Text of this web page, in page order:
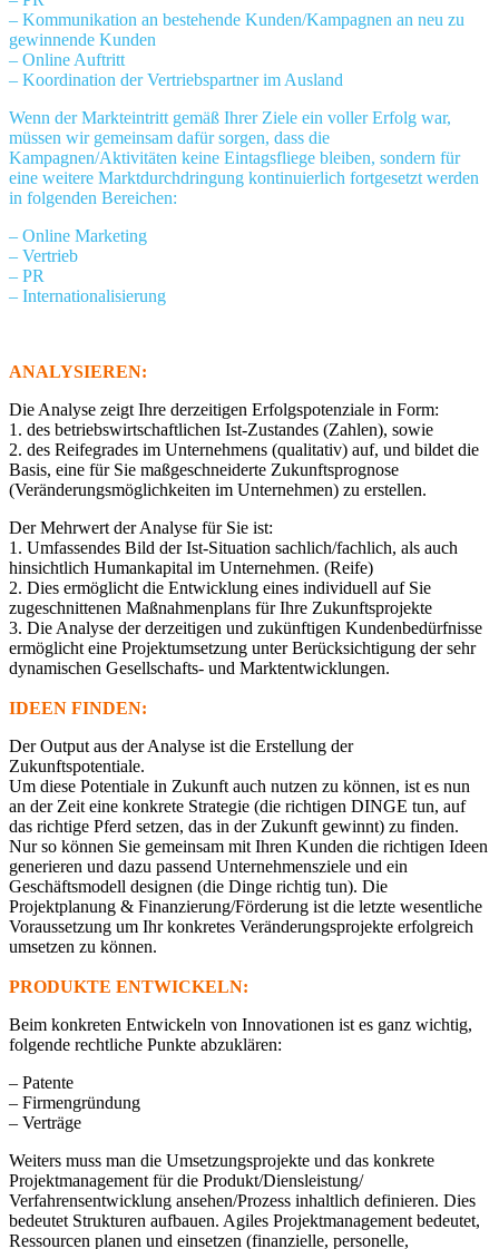
– Kommunikation an bestehende Kunden/Kampagnen an neu zu
gewinnende Kunden
– Online Auftritt
– Koordination der Vertriebspartner im Ausland
Wenn der Markteintritt gemäß Ihrer Ziele ein voller Erfolg war,
müssen wir gemeinsam dafür sorgen, dass die
Kampagnen/Aktivitäten keine Eintagsfliege bleiben, sondern für
eine weitere Marktdurchdringung kontinuierlich fortgesetzt werden
in folgenden Bereichen:
– Online Marketing
– Vertrieb
– PR
– Internationalisierung
ANALYSIEREN:
Die Analyse zeigt Ihre derzeitigen Erfolgspotenziale in Form:
1. des betriebswirtschaftlichen Ist-Zustandes (Zahlen), sowie
2. des Reifegrades im Unternehmens (qualitativ) auf, und bildet die
Basis, eine für Sie maßgeschneiderte Zukunftsprognose
(Veränderungsmöglichkeiten im Unternehmen) zu erstellen.
Der Mehrwert der Analyse für Sie ist:
1. Umfassendes Bild der Ist-Situation sachlich/fachlich, als auch
hinsichtlich Humankapital im Unternehmen. (Reife)
2. Dies ermöglicht die Entwicklung eines individuell auf Sie
zugeschnittenen Maßnahmenplans für Ihre Zukunftsprojekte
3. Die Analyse der derzeitigen und zukünftigen Kundenbedürfnisse
ermöglicht eine Projektumsetzung unter Berücksichtigung der sehr
dynamischen Gesellschafts- und Marktentwicklungen.
IDEEN FINDEN:
Der Output aus der Analyse ist die Erstellung der
Zukunftspotentiale.
Um diese Potentiale in Zukunft auch nutzen zu können, ist es nun
an der Zeit eine konkrete Strategie (die richtigen DINGE tun, auf
das richtige Pferd setzen, das in der Zukunft gewinnt) zu finden.
Nur so können Sie gemeinsam mit Ihren Kunden die richtigen Ideen
generieren und dazu passend Unternehmensziele und ein
Geschäftsmodell designen (die Dinge richtig tun). Die
Projektplanung & Finanzierung/Förderung ist die letzte wesentliche
Voraussetzung um Ihr konkretes Veränderungsprojekte erfolgreich
umsetzen zu können.
PRODUKTE ENTWICKELN:
Beim konkreten Entwickeln von Innovationen ist es ganz wichtig,
folgende rechtliche Punkte abzuklären:
– Patente
– Firmengründung
– Verträge
Weiters muss man die Umsetzungsprojekte und das konkrete
Projektmanagement für die Produkt/Diensleistung/
Verfahrensentwicklung ansehen/Prozess inhaltlich definieren. Dies
bedeutet Strukturen aufbauen. Agiles Projektmanagement bedeutet,
Ressourcen planen und einsetzen (finanzielle, personelle,